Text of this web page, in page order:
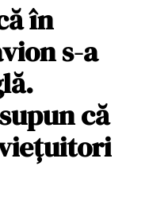
în
s-a
că